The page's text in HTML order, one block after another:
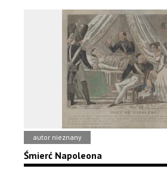
autor nieznany
Śmierć Napoleona